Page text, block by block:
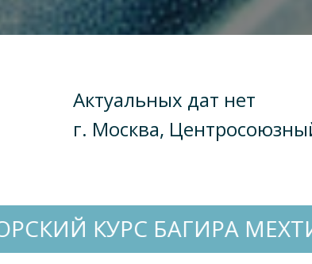
Актуальных дат нет
г. Москва,
БАГИРА МЕХТИЕВА